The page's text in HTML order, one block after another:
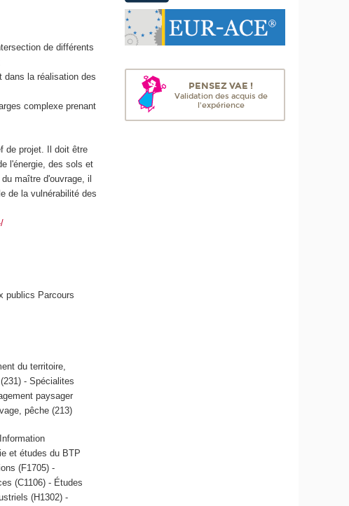
de différents
dans la réalisation des
complexe prenant
de projet. Il doit être
l'énergie, des sols et
maître d'ouvrage, il
de la vulnérabilité des
publics Parcours
du territoire,
- Spécialites
paysager
pêche (213)
et études du BTP
(F1705) -
(C1106) - Études
(H1302) -
PENSEZ VAE !
Validation des acquis de
l'expérience